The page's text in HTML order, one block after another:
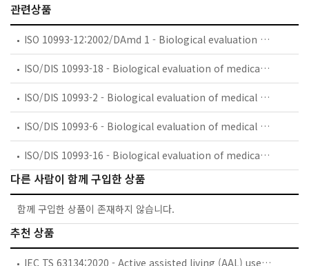
관련상품
ISO 10993-12:2002/DAmd 1 - Biological evaluation of medical devices — Part 12: Sample preparation and reference materials — Amendment 1
ISO/DIS 10993-18 - Biological evaluation of medical devices — Part 18: Chemical characterization of materials
ISO/DIS 10993-2 - Biological evaluation of medical devices — Part 2: Animal welfare requirements
ISO/DIS 10993-6 - Biological evaluation of medical devices — Part 6: Tests for local effects after implantation
ISO/DIS 10993-16 - Biological evaluation of medical devices — Part 16: Toxicokinetic evaluation for degradation products and leachables
다른 사람이 함께 구입한 상품
함께 구입한 상품이 존재하지 않습니다.
추천 상품
IEC TS 63134:2020 - Active assisted living (AAL) use cases